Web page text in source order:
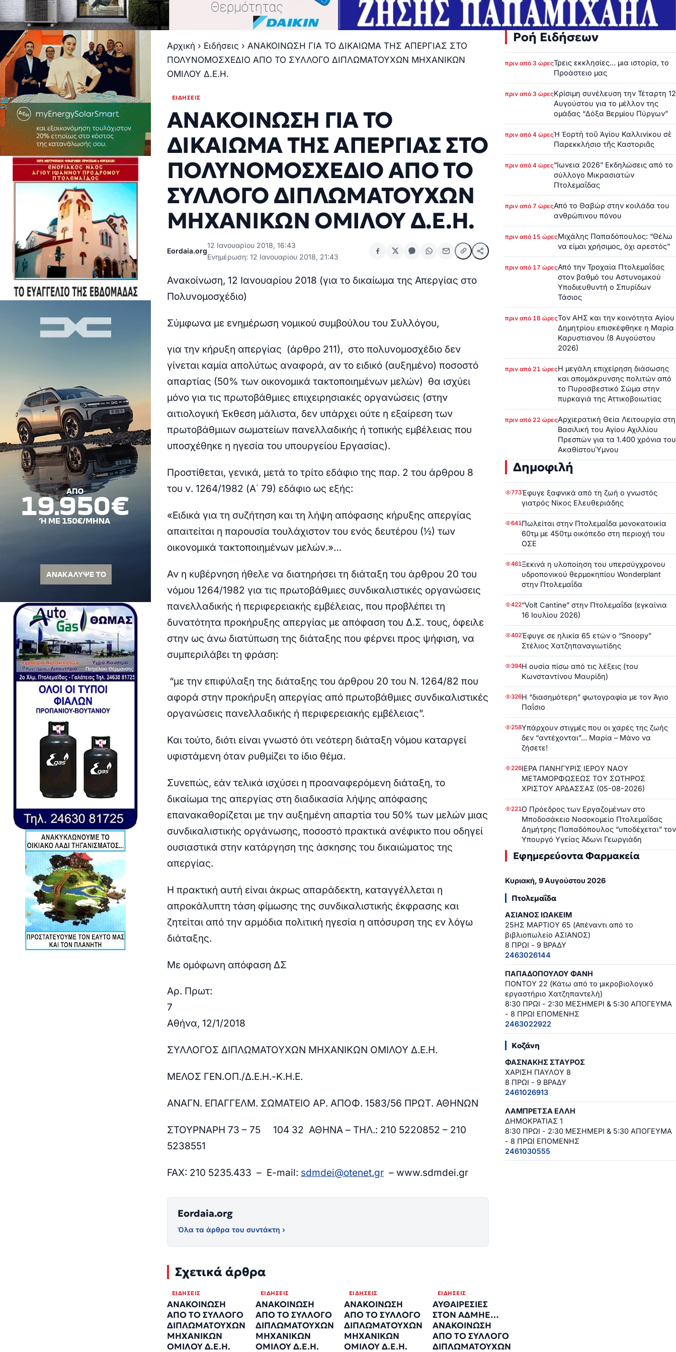
Αρχική › Ειδήσεις › ΑΝΑΚΟΙΝΩΣΗ ΓΙΑ ΤΟ ΔΙΚΑΙΩΜΑ ΤΗΣ ΑΠΕΡΓΙΑΣ ΣΤΟ
ΠΟΛΥΝΟΜΟΣΧΕΔΙΟ ΑΠΟ ΤΟ ΣΥΛΛΟΓΟ ΔΙΠΛΩΜΑΤΟΥΧΩΝ ΜΗΧΑΝΙΚΩΝ
ΟΜΙΛΟΥ Δ.Ε.Η.
ΕΙΔΉΣΕΙΣ
ΑΝΑΚΟΙΝΩΣΗ ΓΙΑ ΤΟ
ΔΙΚΑΙΩΜΑ ΤΗΣ ΑΠΕΡΓΙΑΣ ΣΤΟ
ΠΟΛΥΝΟΜΟΣΧΕΔΙΟ ΑΠΟ ΤΟ
ΣΥΛΛΟΓΟ ΔΙΠΛΩΜΑΤΟΥΧΩΝ
ΜΗΧΑΝΙΚΩΝ ΟΜΙΛΟΥ Δ.Ε.Η.
Eordaia.org
12 Ιανουαρίου 2018, 16:43
Ενημέρωση: 12 Ιανουαρίου 2018, 21:43
Ανακοίνωση, 12 Ιανουαρίου 2018 (για το δικαίωμα της Απεργίας στο
Πολυνομοσχέδιο)
Σύμφωνα με ενημέρωση νομικού συμβούλου του Συλλόγου,
για την κήρυξη απεργίας (άρθρο 211), στο πολυνομοσχέδιο δεν
γίνεται καμία απολύτως αναφορά, αν το ειδικό (αυξημένο) ποσοστό
απαρτίας (50% των οικονομικά τακτοποιημένων μελών) θα ισχύει
μόνο για τις πρωτοβάθμιες επιχειρησιακές οργανώσεις (στην
αιτιολογική Έκθεση μάλιστα, δεν υπάρχει ούτε η εξαίρεση των
πρωτοβάθμιων σωματείων πανελλαδικής ή τοπικής εμβέλειας που
υποσχέθηκε η ηγεσία του υπουργείου Εργασίας).
Προστίθεται, γενικά, μετά το τρίτο εδάφιο της παρ. 2 του άρθρου 8
του ν. 1264/1982 (Α΄ 79) εδάφιο ως εξής:
«Ειδικά για τη συζήτηση και τη λήψη απόφασης κήρυξης απεργίας
απαιτείται η παρουσία τουλάχιστον του ενός δευτέρου (½) των
οικονομικά τακτοποιημένων μελών.»…
Αν η κυβέρνηση ήθελε να διατηρήσει τη διάταξη του άρθρου 20 του
νόμου 1264/1982 για τις πρωτοβάθμιες συνδικαλιστικές οργανώσεις
πανελλαδικής ή περιφερειακής εμβέλειας, που προβλέπει τη
δυνατότητα προκήρυξης απεργίας με απόφαση του Δ.Σ. τους, όφειλε
στην ως άνω διατύπωση της διάταξης που φέρνει προς ψήφιση, να
συμπεριλάβει τη φράση:
“με την επιφύλαξη της διάταξης του άρθρου 20 του Ν. 1264/82 που
αφορά στην προκήρυξη απεργίας από πρωτοβάθμιες συνδικαλιστικές
οργανώσεις πανελλαδικής ή περιφερειακής εμβέλειας”.
Και τούτο, διότι είναι γνωστό ότι νεότερη διάταξη νόμου καταργεί
υφιστάμενη όταν ρυθμίζει το ίδιο θέμα.
Συνεπώς, εάν τελικά ισχύσει η προαναφερόμενη διάταξη, το
δικαίωμα της απεργίας στη διαδικασία λήψης απόφασης
επανακαθορίζεται με την αυξημένη απαρτία του 50% των μελών μιας
συνδικαλιστικής οργάνωσης, ποσοστό πρακτικά ανέφικτο που οδηγεί
ουσιαστικά στην κατάργηση της άσκησης του δικαιώματος της
απεργίας.
Η πρακτική αυτή είναι άκρως απαράδεκτη, καταγγέλλεται η
απροκάλυπτη τάση φίμωσης της συνδικαλιστικής έκφρασης και
ζητείται από την αρμόδια πολιτική ηγεσία η απόσυρση της εν λόγω
διάταξης.
Με ομόφωνη απόφαση ΔΣ
Αρ. Πρωτ:
7
Αθήνα, 12/1/2018
ΣΥΛΛΟΓΟΣ ΔΙΠΛΩΜΑΤΟΥΧΩΝ ΜΗΧΑΝΙΚΩΝ ΟΜΙΛΟΥ Δ.Ε.Η.
ΜΕΛΟΣ ΓΕΝ.ΟΠ./Δ.Ε.Η.-K.H.E.
ΑΝΑΓΝ. ΕΠΑΓΓΕΛΜ. ΣΩΜΑΤΕΙΟ ΑΡ. ΑΠΟΦ. 1583/56 ΠΡΩΤ. ΑΘΗΝΩΝ
ΣΤΟΥΡΝΑΡΗ 73 – 75 104 32 ΑΘΗΝΑ – ΤΗΛ.: 210 5220852 – 210
5238551
FAX: 210 5235.433 – Ε-mail: sdmdei@otenet.gr – www.sdmdei.gr
Eordaia.org
Όλα τα άρθρα του συντάκτη ›
Σχετικά άρθρα
ΕΙΔΉΣΕΙΣ
ΑΝΑΚΟΙΝΩΣΗ
ΑΠΟ ΤΟ ΣΥΛΛΟΓΟ
ΔΙΠΛΩΜΑΤΟΥΧΩΝ
ΜΗΧΑΝΙΚΩΝ
ΟΜΙΛΟΥ Δ.Ε.Η.
ΕΙΔΉΣΕΙΣ
ΑΝΑΚΟΙΝΩΣΗ
ΑΠΟ ΤΟ ΣΥΛΛΟΓΟ
ΔΙΠΛΩΜΑΤΟΥΧΩΝ
ΜΗΧΑΝΙΚΩΝ
ΟΜΙΛΟΥ Δ.Ε.Η.
ΕΙΔΉΣΕΙΣ
ΑΝΑΚΟΙΝΩΣΗ
ΑΠΟ ΤΟ ΣΥΛΛΟΓΟ
ΔΙΠΛΩΜΑΤΟΥΧΩΝ
ΜΗΧΑΝΙΚΩΝ
ΟΜΙΛΟΥ Δ.Ε.Η.
ΕΙΔΉΣΕΙΣ
ΑΥΘΑΙΡΕΣΙΕΣ
ΣΤΟΝ ΑΔΜΗΕ…
ΑΝΑΚΟΙΝΩΣΗ
ΑΠΟ ΤΟ ΣΥΛΛΟΓΟ
ΔΙΠΛΩΜΑΤΟΥΧΩΝ
Ροή Ειδήσεων
πριν από 3 ώρεςΤρεις εκκλησίες… μια ιστορία, το
Προάστειο μας
πριν από 3 ώρεςΚρίσιμη συνέλευση την Τέταρτη 12
Αυγούστου για το μέλλον της
ομάδας “Δόξα Βερμίου Πύργων”
πριν από 4 ώρεςἩ Ἑορτὴ τοῦ Ἁγίου Καλλινίκου σὲ
Παρεκκλήσιο τῆς Καστοριᾶς
πριν από 4 ώρες“Ιωνεια 2026” Εκδηλώσεις από το
σύλλογο Μικρασιατών
Πτολεμαΐδας
πριν από 7 ώρεςΑπό το Θαβώρ στην κοιλάδα του
ανθρώπινου πόνου
πριν από 15 ώρεςΜιχάλης Παπαδόπουλος: “Θέλω
να είμαι χρήσιμος, όχι αρεστός”
πριν από 17 ώρεςΑπό την Τροχαία Πτολεμαΐδας
στον βαθμό του Αστυνομικού
Υποδιευθυντή ο Σπυρίδων
Τάσιος
πριν από 18 ώρεςΤον ΑΗΣ και την κοινότητα Αγίου
Δημητρίου επισκέφθηκε η Μαρία
Καρυστιανου (8 Αυγούστου
2026)
πριν από 21 ώρεςΗ μεγάλη επιχείρηση διάσωσης
και απομάκρυνσης πολιτών από
το Πυροσβεστικό Σώμα στην
πυρκαγιά της Αττικοβοιωτίας
πριν από 22 ώρεςΑρχιερατική Θεία Λειτουργία στη
Βασιλική του Αγίου Αχιλλίου
Πρεσπών για τα 1.400 χρόνια του
ΑκαθίστουΎμνου
Δημοφιλή
773Έφυγε ξαφνικά από τη ζωή ο γνωστός
γιατρός Νίκος Ελευθεριάδης
641Πωλείται στην Πτολεμαΐδα μονοκατοικία
60τμ με 450τμ οικόπεδο στη περιοχή του
ΟΣΕ
461Ξεκινά η υλοποίηση του υπερσύγχρονου
υδροπονικού θερμοκηπίου Wonderplant
στην Πτολεμαΐδα
422“Volt Cantine” στην Πτολεμαΐδα (εγκαίνια
16 Ιουλίου 2026)
402Έφυγε σε ηλικία 65 ετών ο “Snoopy”
Στέλιος Χατζηπαναγιωτίδης
394Η ουσία πίσω από τις λέξεις (του
Κωνσταντίνου Μαυρίδη)
326Η “διασημότερη” φωτογραφία με τον Άγιο
Παΐσιο
258Υπάρχουν στιγμές που οι χαρές της ζωής
δεν “αντέχονται”… Μαρία – Μάνο να
ζήσετε!
226ΙΕΡΑ ΠΑΝΗΓΥΡΙΣ ΙΕΡΟΥ ΝΑΟΥ
ΜΕΤΑΜΟΡΦΩΣΕΩΣ ΤΟΥ ΣΩΤΗΡΟΣ
ΧΡΙΣΤΟΥ ΑΡΔΑΣΣΑΣ (05-08-2026)
221Ο Πρόεδρος των Εργαζομένων στο
Μποδοσάκειο Νοσοκομείο Πτολεμαΐδας
Δημήτρης Παπαδόπουλος “υποδέχεται” τον
Υπουργό Υγείας Άδωνι Γεωργιάδη
Εφημερεύοντα Φαρμακεία
Κυριακή, 9 Αυγούστου 2026
Πτολεμαΐδα
ΑΣΙΑΝΟΣ ΙΩΑΚΕΙΜ
25ΗΣ ΜΑΡΤΙΟΥ 65 (Απέναντι από το
βιβλιοπωλείο ΑΣΙΑΝΟΣ)
8 ΠΡΩΙ - 9 ΒΡΑΔΥ
2463026144
ΠΑΠΑΔΟΠΟΥΛΟΥ ΦΑΝΗ
ΠΟΝΤΟΥ 22 (Κάτω από το μικροβιολογικό
εργαστήριο Χατζηπαντελή)
8:30 ΠΡΩΙ - 2:30 ΜΕΣΗΜΕΡΙ & 5:30 ΑΠΟΓΕΥΜΑ
- 8 ΠΡΩΙ ΕΠΟΜΕΝΗΣ
2463022922
Κοζάνη
ΦΑΣΝΑΚΗΣ ΣΤΑΥΡΟΣ
ΧΑΡΙΣΗ ΠΑΥΛΟΥ 8
8 ΠΡΩΙ - 9 ΒΡΑΔΥ
2461026913
ΛΑΜΠΡΕΤΣΑ ΕΛΛΗ
ΔΗΜΟΚΡΑΤΙΑΣ 1
8:30 ΠΡΩΙ - 2:30 ΜΕΣΗΜΕΡΙ & 5:30 ΑΠΟΓΕΥΜΑ
- 8 ΠΡΩΙ ΕΠΟΜΕΝΗΣ
2461030555